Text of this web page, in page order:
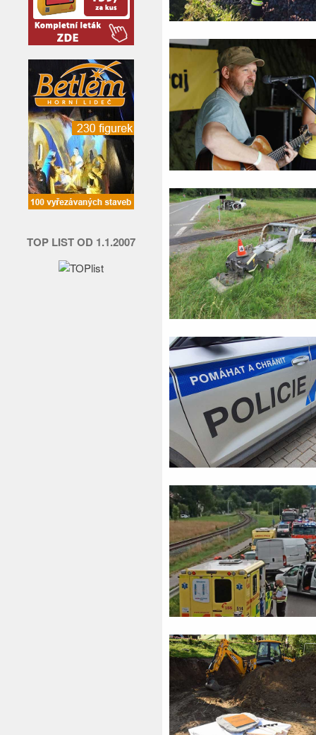
TOP LIST OD 1.1.2007